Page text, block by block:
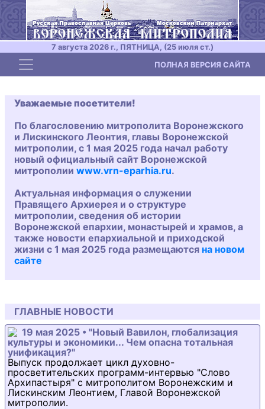
7 августа 2026 г., ПЯТНИЦА, (25 июля ст.)
Toggle navigation ПОЛНАЯ ВЕРСИЯ САЙТА
Уважаемые посетители!
По благословению митрополита Воронежского
и Лискинского Леонтия, главы Воронежской
митрополии, с 1 мая 2025 года начал работу
новый официальный сайт Воронежской
митрополии www.vrn-eparhia.ru.
Актуальная информация о служении
Правящего Архиерея и о структуре
митрополии, сведения об истории
Воронежской епархии, монастырей и храмов, а
также новости епархиальной и приходской
жизни с 1 мая 2025 года размещаются на новом
сайте
ГЛАВНЫЕ НОВОСТИ
19 мая 2025 • "Новый Вавилон, глобализация
культуры и экономики... Чем опасна тотальная
унификация?"
Выпуск продолжает цикл духовно-
просветительских программ-интервью "Слово
Архипастыря" с митрополитом Воронежским и
Лискинским Леонтием, Главой Воронежской
митрополии.